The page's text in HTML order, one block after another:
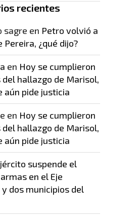
recientes
sagre en Petro volvió a
Pereira, ¿qué dijo?
en Hoy se cumplieron
del hallazgo de Marisol,
aún pide justicia
en Hoy se cumplieron
del hallazgo de Marisol,
aún pide justicia
suspende el
en el Eje
dos municipios del